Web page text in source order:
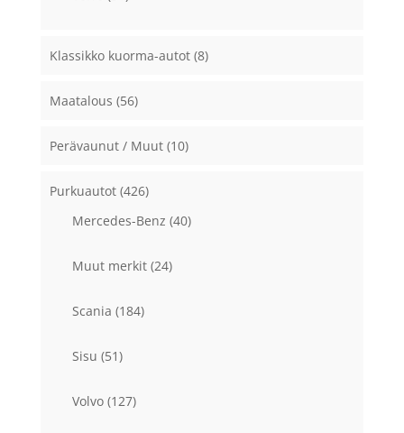
Klassikko kuorma-autot (8)
Maatalous (56)
Perävaunut / Muut (10)
Purkuautot (426)
Mercedes-Benz (40)
Muut merkit (24)
Scania (184)
Sisu (51)
Volvo (127)